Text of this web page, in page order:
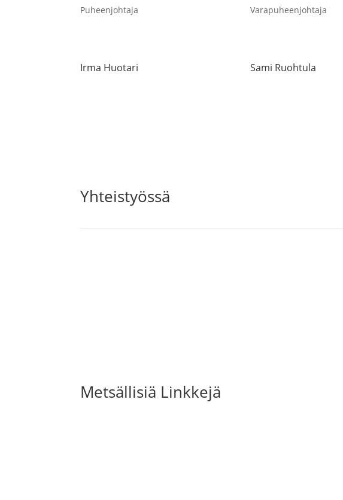
Puheenjohtaja Varapuheenjohtaja
Irma Huotari Sami Ruohtula
Yhteistyössä
Metsällisiä Linkkejä